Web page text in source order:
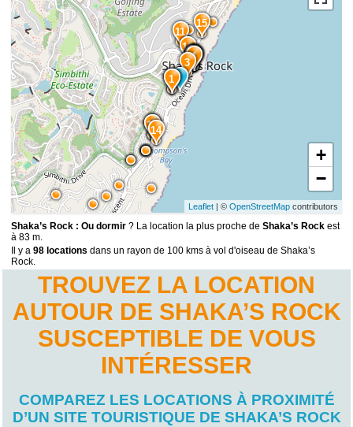
15
14
13
12
11
10
9
8
7
6
5
4
3
2
1
+
−
Leaflet| © OpenStreetMapcontributors
Shaka’s Rock : Ou dormir ? La location la plus proche deShaka’s Rock est
à 83 m.
Il y a98 locations dans un rayon de 100 kms à vol d'oiseau de Shaka’s
Rock.
TROUVEZ LA LOCATION
AUTOUR DE SHAKA’S ROCK
SUSCEPTIBLE DE VOUS
INTÉRESSER
COMPAREZ LES LOCATIONS À PROXIMITÉ
D’UN SITE TOURISTIQUE DE SHAKA’S ROCK